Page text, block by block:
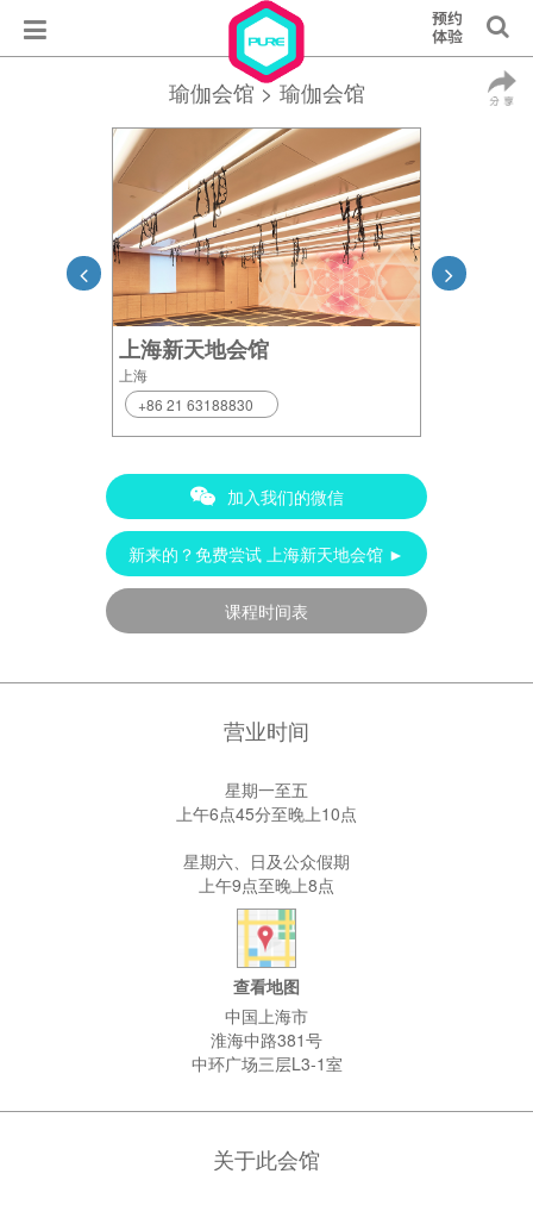
瑜伽会馆> 瑜伽会馆
上海新天地会馆
上海
+86 21 63188830
加入我们的微信
新来的？免费尝试 上海新天地会馆 ►
课程时间表
营业时间
星期一至五
上午6点45分至晚上10点
星期六、日及公众假期
上午9点至晚上8点
查看地图
中国上海市
淮海中路381号
中环广场三层L3-1室
关于此会馆